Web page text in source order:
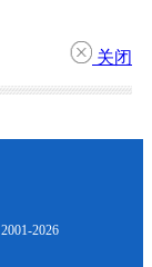
关闭
2001-2026